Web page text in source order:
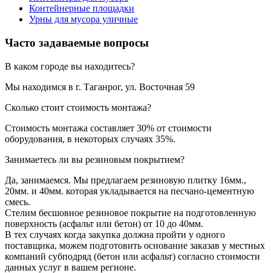
Контейнерные площадки
Урны для мусора уличные
Часто задаваемые вопросы
В каком городе вы находитесь?
Мы находимся в г. Таганрог, ул. Восточная 59
Сколько стоит стоимость монтажа?
Стоимость монтажа составляет 30% от стоимости
оборудования, в некоторых случаях 35%.
Занимаетесь ли вы резиновым покрытием?
Да, занимаемся. Мы предлагаем резиновую плитку 16мм.,
20мм. и 40мм. которая укладывается на песчано-цементную
смесь.
Стелим бесшовное резиновое покрытие на подготовленную
поверхность (асфальт или бетон) от 10 до 40мм.
В тех случаях когда закупка должна пройти у одного
поставщика, можем подготовить основание заказав у местных
компаний субподряд (бетон или асфальт) согласно стоимости
данных услуг в вашем регионе.